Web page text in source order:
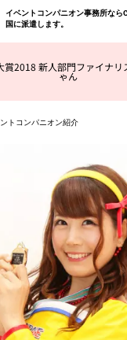
イベントコンパニオン事務所なら
国に派遣します。
賞2018 新人部門ファイナ
ゃん
トコンパニオン紹介